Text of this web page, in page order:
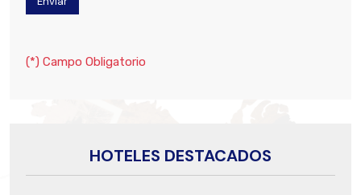
(*) Campo Obligatorio
HOTELES DESTACADOS